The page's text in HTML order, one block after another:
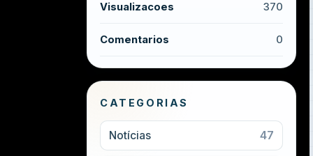
Visualizacoes 370
Comentarios 0
CATEGORIAS
Notícias 47